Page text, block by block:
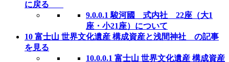
に戻る
9.0.0.1 駿河國 式内社 22座（大1
座・小21座）について
10 富士山 世界文化遺産 構成資産と浅間神社 の記事
を見る
10.0.0.1 富士山 世界文化遺産 構成資産